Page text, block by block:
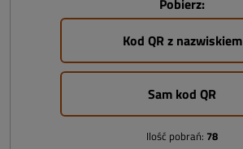
Pobierz:
Kod QR z nazwiskiem
Sam kod QR
Ilość pobrań: 78